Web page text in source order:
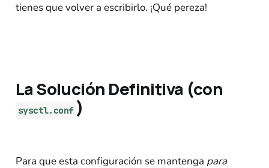
tienes que volver a escribirlo. ¡Qué pereza!
La Solución Definitiva (con
sysctl.conf )
Para que esta configuración se mantenga para